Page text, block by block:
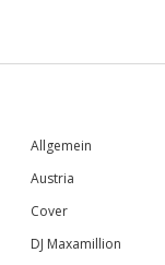
Sidebar
Allgemein
Austria
Cover
DJ Maxamillion